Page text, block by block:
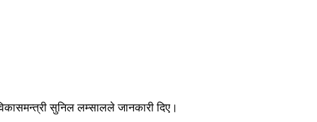
सुनिल लम्सालले जानकारी दिए।